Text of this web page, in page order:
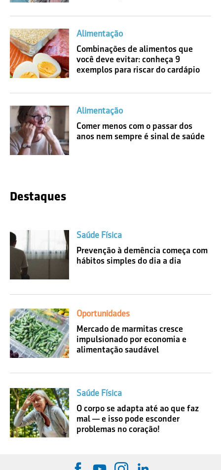
Alimentação
Combinações de alimentos que
você deve evitar: conheça 9
exemplos para riscar do cardápio
Alimentação
Comer menos com o passar dos
anos nem sempre é sinal de saúde
Destaques
Saúde Física
Prevenção à demência começa com
hábitos simples do dia a dia
Oportunidades
Mercado de marmitas cresce
impulsionado por economia e
alimentação saudável
Saúde Física
O corpo se adapta até ao que faz
mal — e isso pode esconder
problemas no coração!